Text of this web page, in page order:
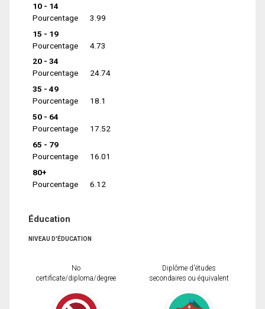
10 - 14
Pourcentage
3.99
15 - 19
Pourcentage
4.73
20 - 34
Pourcentage
24.74
35 - 49
Pourcentage
18.1
50 - 64
Pourcentage
17.52
65 - 79
Pourcentage
16.01
80+
Pourcentage
6.12
Éducation
NIVEAU D'ÉDUCATION
No
certificate/diploma/degree
Diplôme d'études
secondaires ou équivalent